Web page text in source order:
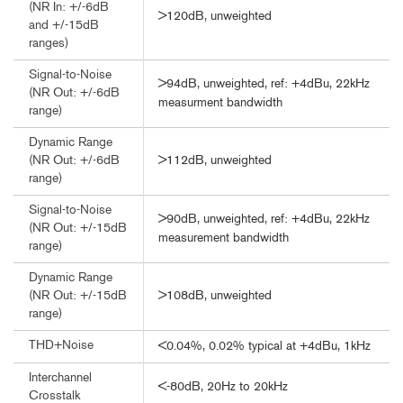
(NR In: +/-6dB
and +/-15dB
ranges)
>120dB, unweighted
Signal-to-Noise
(NR Out: +/-6dB
range)
>94dB, unweighted, ref: +4dBu, 22kHz
measurment bandwidth
Dynamic Range
(NR Out: +/-6dB
range)
>112dB, unweighted
Signal-to-Noise
(NR Out: +/-15dB
range)
>90dB, unweighted, ref: +4dBu, 22kHz
measurement bandwidth
Dynamic Range
(NR Out: +/-15dB
range)
>108dB, unweighted
THD+Noise <0.04%, 0.02% typical at +4dBu, 1kHz
Interchannel
Crosstalk
<-80dB, 20Hz to 20kHz